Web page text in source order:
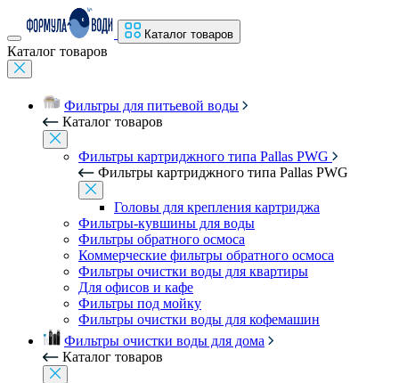
Каталог товаров
Каталог товаров
Фильтры для питьевой воды
Каталог товаров
Фильтры картриджного типа Pallas PWG
Фильтры картриджного типа Pallas PWG
Головы для крепления картриджа
Фильтры-кувшины для воды
Фильтры обратного осмоса
Коммерческие фильтры обратного осмоса
Фильтры очистки воды для квартиры
Для офисов и кафе
Фильтры под мойку
Фильтры очистки воды для кофемашин
Фильтры очистки воды для дома
Каталог товаров